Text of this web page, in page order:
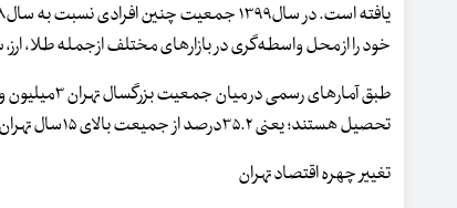
خود را از محل واسطه‌گری در بازارهای مختلف ازجمله طلا،
تحصیل هستند؛ یعنی ۳۵.۲درصد از جمیعت بالای ۱۵سال تهران را عمدتا زنان خانه‌دار و ۹.۵درصد را محصلان تشکیل می‌دهند.
تغییر چهره اقتصاد تهران